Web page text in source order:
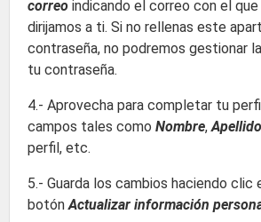
correo indicando el correo con el que
dirijamos a ti. Si no rellenas este
contraseña, no podremos gestionar
tu contraseña.
4.- Aprovecha para completar tu
campos tales como Nombre,
perfil, etc.
5.- Guarda los cambios haciendo clic
botón Actualizar información